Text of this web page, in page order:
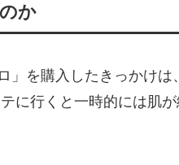
か
」を購入したきっかけ
に行くと一時的には肌